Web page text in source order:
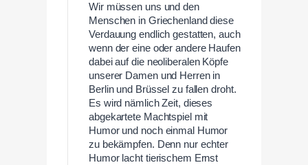
Wir müssen uns und den
Menschen in Griechenland diese
Verdauung endlich gestatten, auch
wenn der eine oder andere Haufen
dabei auf die neoliberalen Köpfe
unserer Damen und Herren in
Berlin und Brüssel zu fallen droht.
Es wird nämlich Zeit, dieses
abgekartete Machtspiel mit
Humor und noch einmal Humor
zu bekämpfen. Denn nur echter
Humor lacht tierischem Ernst